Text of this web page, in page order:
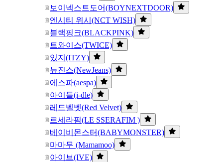
보이넥스트도어(BOYNEXTDOOR)
엔시티 위시(NCT WISH)
블랙핑크(BLACKPINK)
트와이스(TWICE)
있지(ITZY)
뉴진스(NewJeans)
에스파(aespa)
아이들(i-dle)
레드벨벳(Red Velvet)
르세라핌(LE SSERAFIM )
베이비몬스터(BABYMONSTER)
마마무 (Mamamoo)
아이브(IVE)